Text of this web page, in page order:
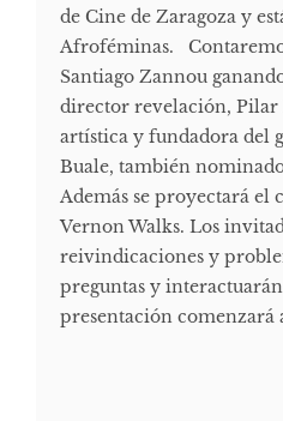
de Cine de Zaragoza y
Afroféminas.
Santiago Zannou
director revelación, Pilar
artística y fundadora del
Buale, también
Además se proyectará el
Vernon Walks. Los
reivindicaciones y
preguntas y
presentación comenzará